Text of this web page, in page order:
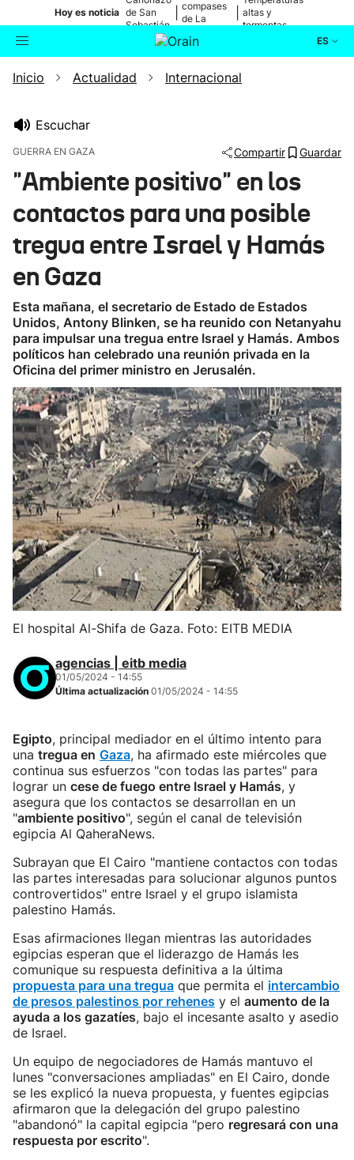
Hoy es noticia de San
Sebastián
compases
de La
altas y
tormentas
ES
Buscador Actualidad
Ikusmiran
Eguraldia
Inicio Actualidad Internacional
Escuchar
GUERRA EN GAZA Compartir Guardar
"Ambiente positivo" en los
contactos para una posible
tregua entre Israel y Hamás
en Gaza
Esta mañana, el secretario de Estado de Estados
Unidos, Antony Blinken, se ha reunido con Netanyahu
para impulsar una tregua entre Israel y Hamás. Ambos
políticos han celebrado una reunión privada en la
Oficina del primer ministro en Jerusalén.
El hospital Al-Shifa de Gaza. Foto: EITB MEDIA
agencias | eitb media
01/05/2024 - 14:55
Última actualización 01/05/2024 - 14:55
Egipto, principal mediador en el último intento para
una tregua en Gaza, ha afirmado este miércoles que
continua sus esfuerzos "con todas las partes" para
lograr un cese de fuego entre Israel y Hamás, y
asegura que los contactos se desarrollan en un
"ambiente positivo", según el canal de televisión
egipcia Al QaheraNews.
Subrayan que El Cairo "mantiene contactos con todas
las partes interesadas para solucionar algunos puntos
controvertidos" entre Israel y el grupo islamista
palestino Hamás.
Esas afirmaciones llegan mientras las autoridades
egipcias esperan que el liderazgo de Hamás les
comunique su respuesta definitiva a la última
propuesta para una tregua que permita el intercambio
de presos palestinos por rehenes y el aumento de la
ayuda a los gazatíes, bajo el incesante asalto y asedio
de Israel.
Un equipo de negociadores de Hamás mantuvo el
lunes "conversaciones ampliadas" en El Cairo, donde
se les explicó la nueva propuesta, y fuentes egipcias
afirmaron que la delegación del grupo palestino
"abandonó" la capital egipcia "pero regresará con una
respuesta por escrito".